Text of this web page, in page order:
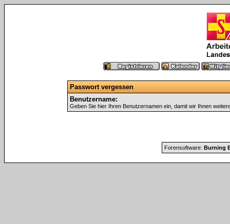
Passwort vergessen
Benutzername:
Geben Sie hier Ihren Benutzernamen ein, damit wir Ihnen
Forensoftware: Burning